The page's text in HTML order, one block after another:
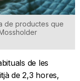
de productes que
de les
de 2,3 hores,